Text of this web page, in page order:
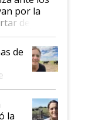
por la
dejó de
un
de
la